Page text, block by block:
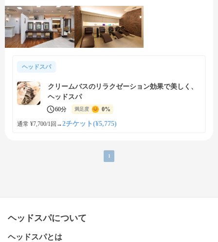
ヘッドスパ
クリームバスのリラクゼーション効果で美しく、
ヘッドスパ
60分 満足度 0%
通常 ¥7,700/1回 →2チケット(¥5,775)
1
ヘッドスパについて
ヘッドスパとは